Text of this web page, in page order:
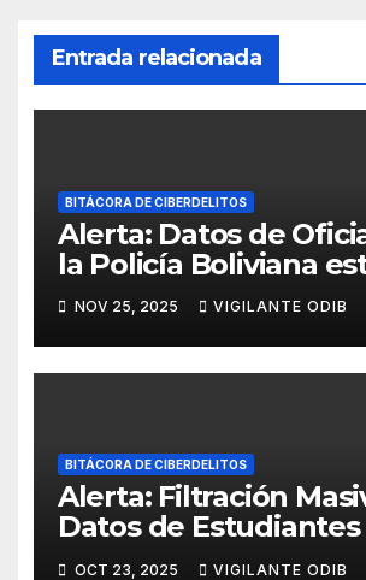
Entrada relacionada
BITÁCORA DE CIBERDELITOS
Alerta: Datos de
la Policía Boliviana
la venta
NOV 25, 2025 VIGILANTE ODIB
BITÁCORA DE CIBERDELITOS
Alerta: Filtración
Datos de Estudiantes
UATF (2004–2025)
OCT 23, 2025 VIGILANTE ODIB